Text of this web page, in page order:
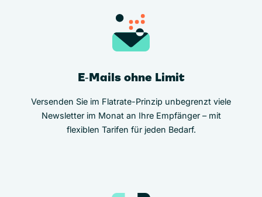
E‑Mails ohne Limit
Versenden Sie im Flatrate-Prinzip unbegrenzt viele
Newsletter im Monat an Ihre Empfänger – mit
flexiblen Tarifen für jeden Bedarf.